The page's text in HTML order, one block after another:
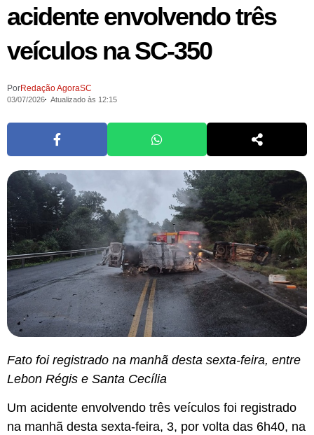
acidente envolvendo três
veículos na SC-350
PorRedação AgoraSC
03/07/2026 Atualizado às 12:15
Fato foi registrado na manhã desta sexta-feira, entre
Lebon Régis e Santa Cecília
Um acidente envolvendo três veículos foi registrado
na manhã desta sexta-feira, 3, por volta das 6h40, na